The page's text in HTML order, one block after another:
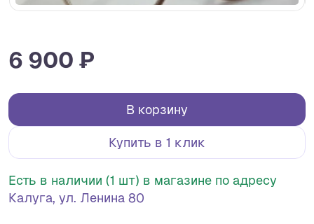
6 900 ₽
В корзину
Купить в 1 клик
Есть в наличии (1 шт) в магазине по адресу
Калуга, ул. Ленина 80